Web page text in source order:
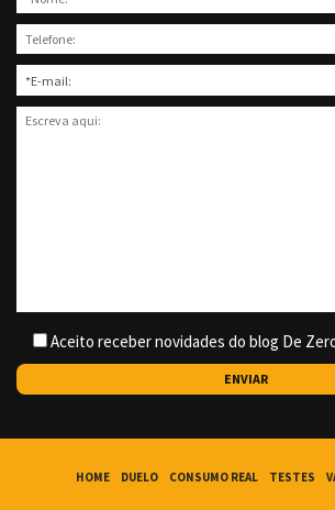
Aceito receber novidades do blog De
HOME DUELO CONSUMO REAL TESTES